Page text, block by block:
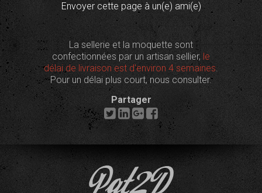
Envoyer cette page à un(e) ami(e)
La sellerie et la moquette sont
confectionnées par un artisan sellier, le
délai de livraison est d'environ 4 semaines.
Pour un délai plus court, nous consulter.
Partager